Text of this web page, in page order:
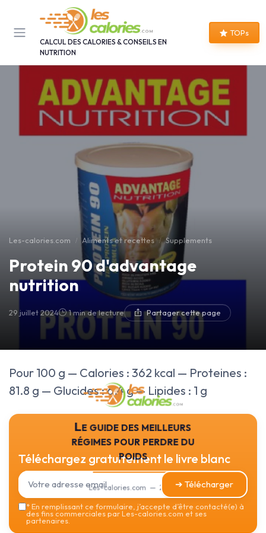
CALCUL DES CALORIES & CONSEILS EN
NUTRITION
TOPs
Les-calories.com Aliments et recettes Supplements
Protein 90 d'advantage
nutrition
29 juillet 2024 1 min de lecture Partager cette page
Pour 100 g — Calories : 362 kcal — Proteines :
81.8 g — Glucides : 6.4 g — Lipides : 1 g
Le guide des meilleurs
régimes pour perdre du
poids
Les-calories.com — 2026
Téléchargez gratuitement le livre blanc
➔ Télécharger
*En remplissant ce formulaire, j’accepte d’être contacté(e) à
des fins commerciales par Les-calories.com et ses
partenaires.
Panneau de gestion des cookies